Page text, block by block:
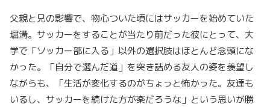
父親と兄の影響で、物心ついた頃にはサッカーを始めていた
堀溝。サッカーをすることが当たり前だった彼にとって、大
学で「ソッカー部に入る」以外の選択肢はほとんど念頭にな
かった。「自分で選んだ道」を突き詰める友人の姿を羨望し
ながらも、「生活が変化するのがちょっと怖かった。友達も
いるし、サッカーを続けた方が楽だろうな」という思いが勝